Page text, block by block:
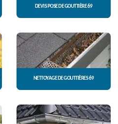
DEVIS POSE DE GOUTTIÈRE 69
NETTOYAGE DE GOUTTIÈRES 69